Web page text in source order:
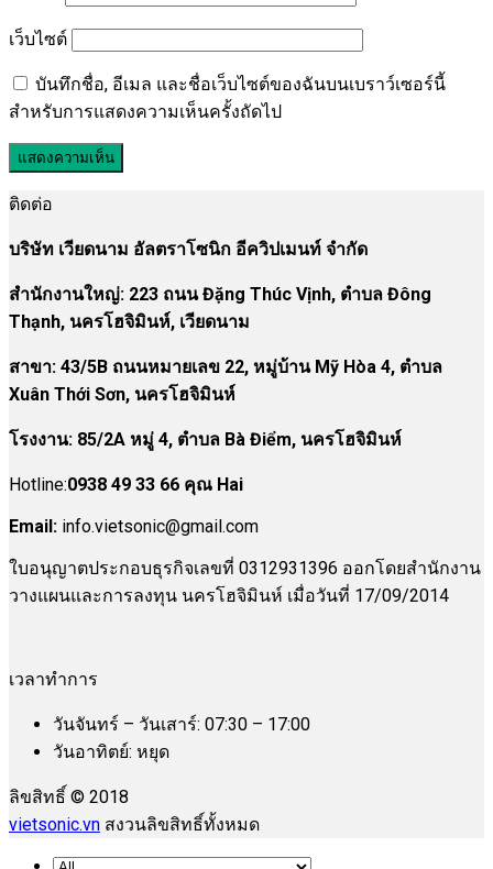
เว็บไซต์
บันทึกชื่อ, อีเมล และชื่อเว็บไซต์ของฉันบนเบราว์เซอร์นี้
สำหรับการแสดงความเห็นครั้งถัดไป
ติดต่อ
บริษัท เวียดนาม อัลตราโซนิก อีควิปเมนท์ จำกัด
สำนักงานใหญ่: 223 ถนน Đặng Thúc Vịnh, ตำบล Đông
Thạnh, นครโฮจิมินห์, เวียดนาม
สาขา: 43/5B ถนนหมายเลข 22, หมู่บ้าน Mỹ Hòa 4, ตำบล
Xuân Thới Sơn, นครโฮจิมินห์
โรงงาน: 85/2A หมู่ 4, ตำบล Bà Điểm, นครโฮจิมินห์
Hotline:0938 49 33 66 คุณ Hai
Email: info.vietsonic@gmail.com
ใบอนุญาตประกอบธุรกิจเลขที่ 0312931396 ออกโดยสำนักงาน
วางแผนและการลงทุน นครโฮจิมินห์ เมื่อวันที่ 17/09/2014
เวลาทำการ
วันจันทร์ – วันเสาร์: 07:30 – 17:00
วันอาทิตย์: หยุด
ลิขสิทธิ์ © 2018
vietsonic.vn สงวนลิขสิทธิ์ทั้งหมด